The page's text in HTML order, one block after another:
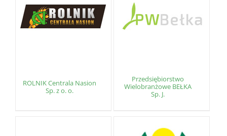
ROLNIK Centrala Nasion
Sp. z o. o.
Przedsiębiorstwo
Wielobranżowe BEŁKA
Sp. J.